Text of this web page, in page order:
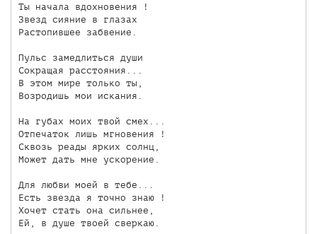
Ты начала вдохновения !
Звезд сияние в глазах
Растопившее забвение.
Пульс замедлиться души
Сокращая расстояния...
В этом мире только ты,
Возродишь мои искания.
На губах моих твой смех...
Отпечаток лишь мгновения !
Сквозь реады ярких солнц,
Может дать мне ускорение.
Для любви моей в тебе...
Есть звезда я точно знаю !
Хочет стать она сильнее,